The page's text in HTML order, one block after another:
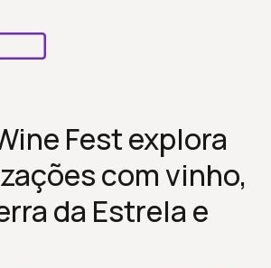
Fest explora
com vinho,
da Estrela e